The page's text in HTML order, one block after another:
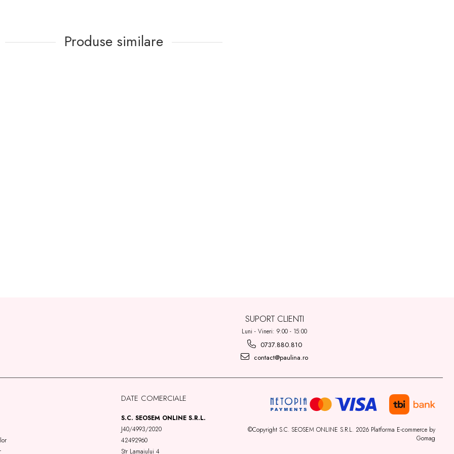
Produse similare
SUPORT CLIENTI
Luni - Vineri: 9:00 - 15:00
0737.880.810
contact@paulina.ro
DATE COMERCIALE
S.C. SEOSEM ONLINE S.R.L.
J40/4993/2020
42492960
Str Lamaiului 4
©Copyright S.C. SEOSEM ONLINE S.R.L. 2026 Platforma E-commerce by
Gomag